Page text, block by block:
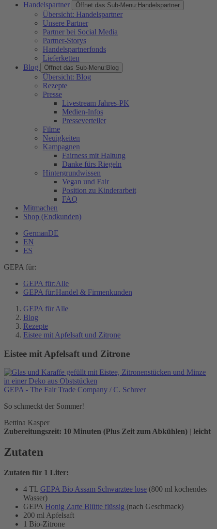
Handelspartner
Öffnet das Sub-Menu: Handelspartner
Übersicht: Handelspartner
Unsere Partner
Partner bei Social Media
Partner-Storys
Handelspartnerfonds
Lieferketten
Blog
Öffnet das Sub-Menu: Blog
Übersicht: Blog
Rezepte
Presse
Livestream Jahres-PK
Medien-Infos
Presseverteiler
Filme
Neuigkeiten
Kampagnen
Fairness mit Haltung
Danke fürs Riegeln
Hintergrundwissen
Vegan und Fair
Position zu Kinderarbeit
FAQ
Mitmachen
Shop (Endkunden)
GermanDE
EN
ES
GEPA für:
GEPA für:Alle
GEPA für:Handel & Firmenkunden
GEPA für Alle
Blog
Rezepte
Eistee mit Apfelsaft und Zitrone
Eistee mit Apfelsaft und Zitrone
GEPA - The Fair Trade Company / C. Schreer
So schmeckt der Sommer!
Bettina Kasper
Zubereitungszeit: 10 Minuten (Plus Zeit zum Abkühlen) | leicht
Zutaten
Zutaten für 1 Liter:
4 TL GEPA Bio Assam Schwarztee lose (800 ml kochendes
Wasser)
GEPA Honig Zarte Blütte flüssig (nach Geschmack)
200 ml Apfelsaft
1 Bio-Zitrone